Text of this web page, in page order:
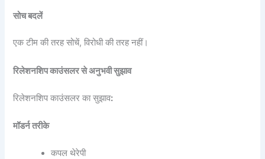
सोच बदलें
एक टीम की तरह सोचें, विरोधी की तरह नहीं।
रिलेशनशिप काउंसलर से अनुभवी सुझाव
रिलेशनशिप काउंसलर का सुझाव:
मॉडर्न तरीके
कपल थेरेपी